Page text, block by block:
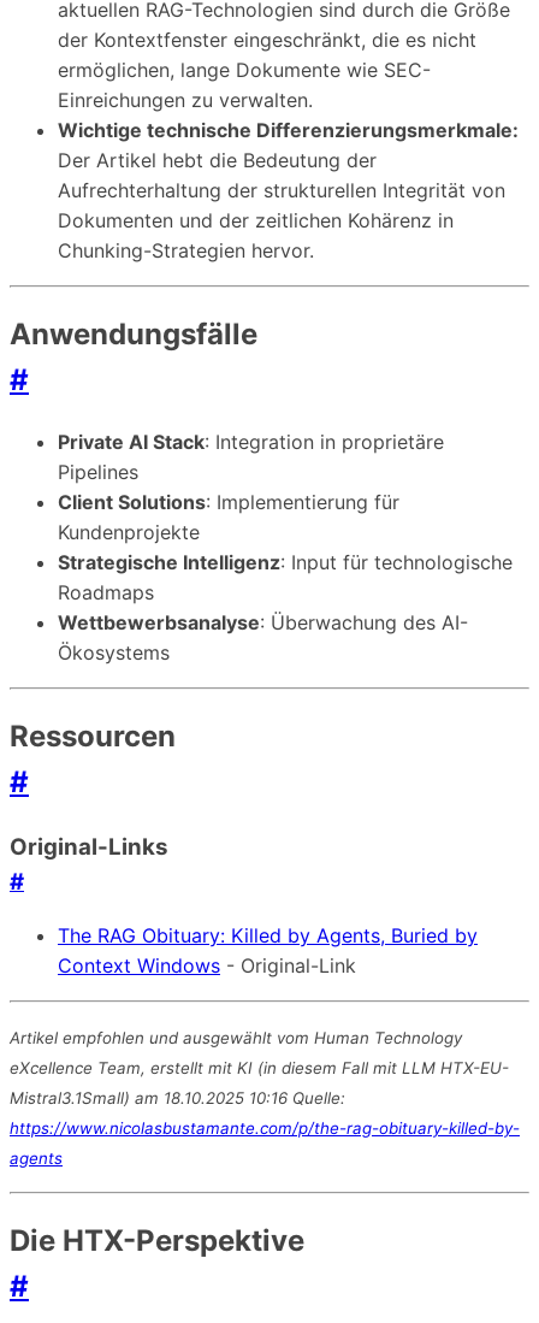
aktuellen RAG-Technologien sind durch die Größe
der Kontextfenster eingeschränkt, die es nicht
ermöglichen, lange Dokumente wie SEC-
Einreichungen zu verwalten.
Wichtige technische Differenzierungsmerkmale:
Der Artikel hebt die Bedeutung der
Aufrechterhaltung der strukturellen Integrität von
Dokumenten und der zeitlichen Kohärenz in
Chunking-Strategien hervor.
Anwendungsfälle
#
Private AI Stack: Integration in proprietäre
Pipelines
Client Solutions: Implementierung für
Kundenprojekte
Strategische Intelligenz: Input für technologische
Roadmaps
Wettbewerbsanalyse: Überwachung des AI-
Ökosystems
Ressourcen
#
Original-Links
#
The RAG Obituary: Killed by Agents, Buried by
Context Windows - Original-Link
Artikel empfohlen und ausgewählt vom Human Technology
eXcellence Team, erstellt mit KI (in diesem Fall mit LLM HTX-EU-
Mistral3.1Small) am 18.10.2025 10:16 Quelle:
https://www.nicolasbustamante.com/p/the-rag-obituary-killed-by-
agents
Die HTX-Perspektive
#